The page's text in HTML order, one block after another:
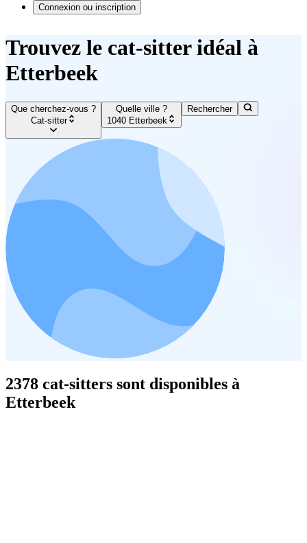
Connexion ou inscription
Trouvez le cat-sitter idéal à
Etterbeek
Que cherchez-vous ?
Cat-sitter
Quelle ville ?
1040 Etterbeek
Rechercher
2378 cat-sitters sont disponibles à
Etterbeek